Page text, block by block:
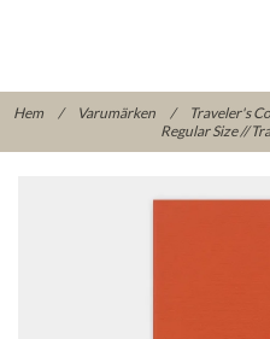
Hem / Varumärken / Traveler's
Regular Size //